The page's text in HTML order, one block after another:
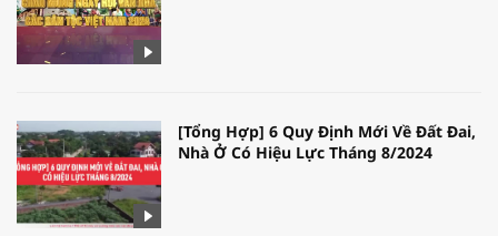
[Tổng Hợp] 6 Quy Định Mới Về Đất Đai,
Nhà Ở Có Hiệu Lực Tháng 8/2024